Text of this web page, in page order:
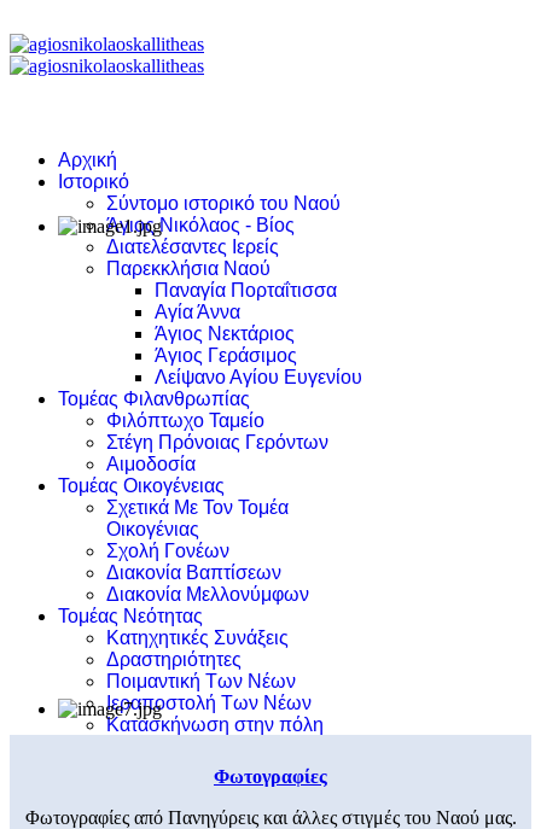
Αρχική
Ιστορικό
Σύντομο ιστορικό του Ναού
Άγιος Νικόλαος - Βίος
Διατελέσαντες Ιερείς
Παρεκκλήσια Ναού
Παναγία Πορταΐτισσα
Αγία Άννα
Άγιος Νεκτάριος
Άγιος Γεράσιμος
Λείψανο Αγίου Ευγενίου
Τομέας Φιλανθρωπίας
Φιλόπτωχο Ταμείο
Στέγη Πρόνοιας Γερόντων
Αιμοδοσία
Τομέας Οικογένειας
Σχετικά Με Τον Τομέα
Οικογένιας
Σχολή Γονέων
Διακονία Βαπτίσεων
Διακονία Μελλονύμφων
Τομέας Νεότητας
Κατηχητικές Συνάξεις
Δραστηριότητες
Ποιμαντική Των Νέων
Ιεραποστολή Των Νέων
Κατασκήνωση στην πόλη
Φωτογραφίες
Φωτογραφίες από Πανηγύρεις και άλλες στιγμές του Ναού μας.